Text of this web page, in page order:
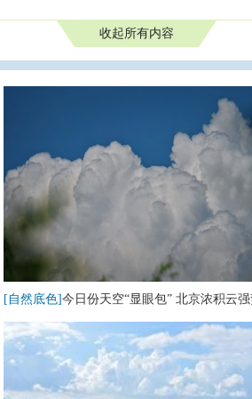
收起所有内容
[自然底色]今日份天空“显眼包” 北京浓积云